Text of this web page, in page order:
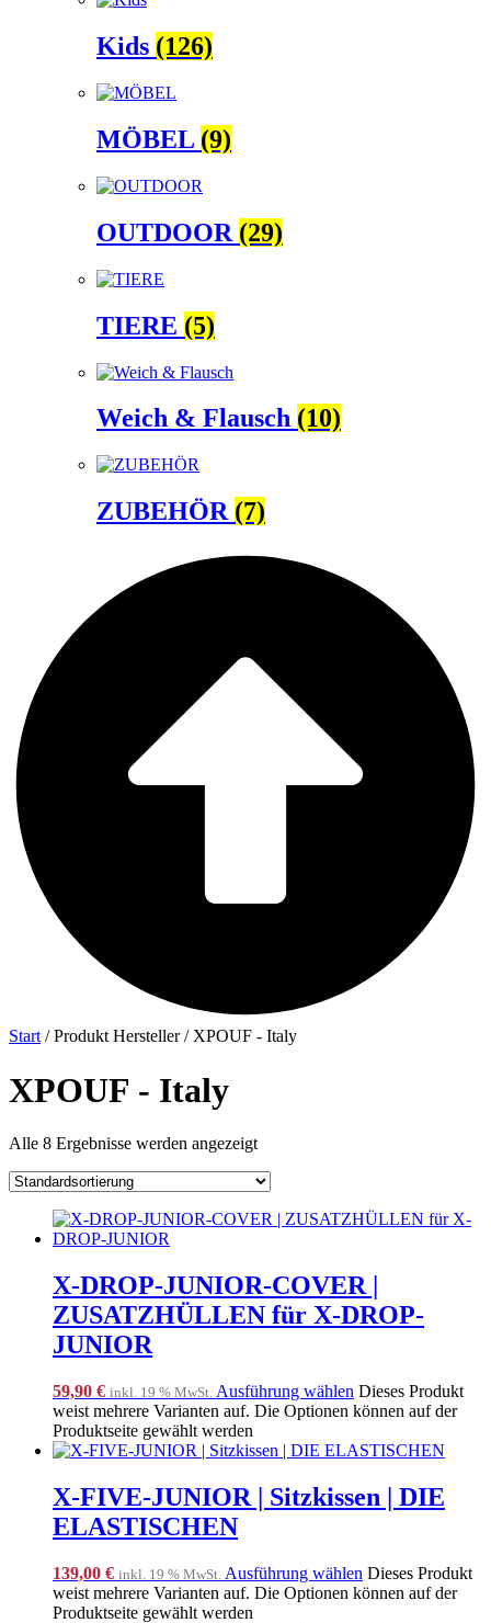
Kids (126)
MÖBEL (9)
OUTDOOR (29)
TIERE (5)
Weich & Flausch (10)
ZUBEHÖR (7)
Start / Produkt Hersteller / XPOUF - Italy
XPOUF - Italy
Alle 8 Ergebnisse werden angezeigt
X-DROP-JUNIOR-COVER |
ZUSATZHÜLLEN für X-DROP-
JUNIOR
59,90 € inkl. 19 % MwSt. Ausführung wählen Dieses Produkt
weist mehrere Varianten auf. Die Optionen können auf der
Produktseite gewählt werden
X-FIVE-JUNIOR | Sitzkissen | DIE
ELASTISCHEN
139,00 € inkl. 19 % MwSt. Ausführung wählen Dieses Produkt
weist mehrere Varianten auf. Die Optionen können auf der
Produktseite gewählt werden